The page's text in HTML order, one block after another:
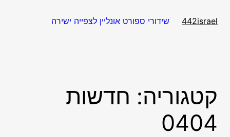
לתוכן442israel שידורי ספורט אונליין לצפייה ישירה
קטגוריה: חדשות
0404